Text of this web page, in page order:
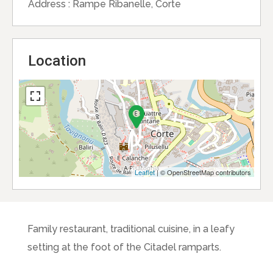
Address : Rampe Ribanelle, Corte
Location
Leaflet| © OpenStreetMap contributors
Family restaurant, traditional cuisine, in a leafy
setting at the foot of the Citadel ramparts.